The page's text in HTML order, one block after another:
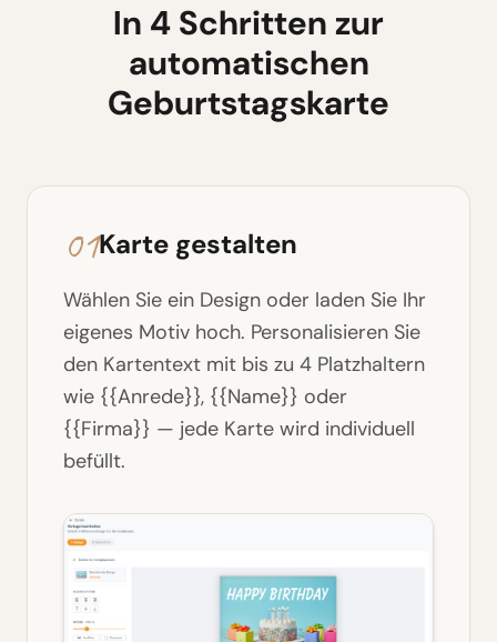
In 4 Schritten zur
automatischen
Geburtstagskarte
01Karte gestalten
Wählen Sie ein Design oder laden Sie Ihr
eigenes Motiv hoch. Personalisieren Sie
den Kartentext mit bis zu 4 Platzhaltern
wie {{Anrede}}, {{Name}} oder
{{Firma}} — jede Karte wird individuell
befüllt.